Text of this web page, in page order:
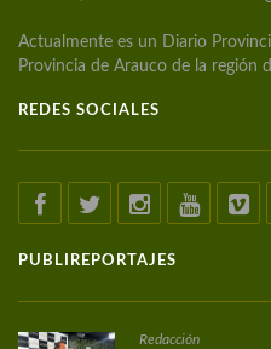
Actualmente es un Diario
Provincia de Arauco de la región
REDES SOCIALES
PUBLIREPORTAJES
Redacción